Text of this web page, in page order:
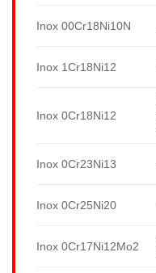
Inox 00Cr18Ni10N
Inox 1Cr18Ni12
Inox 0Cr18Ni12
Inox 0Cr23Ni13
Inox 0Cr25Ni20
Inox 0Cr17Ni12Mo2